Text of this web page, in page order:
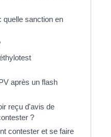
quelle sanction en
après un flash
reçu d'avis de
?
contester et se faire